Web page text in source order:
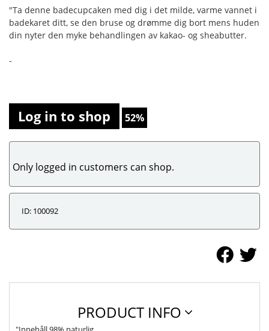
"Ta denne badecupcaken med dig i det milde, varme vannet i
badekaret ditt, se den bruse og drømme dig bort mens huden
din nyter den myke behandlingen av kakao- og sheabutter.
-
Log in to shop 52%
Only logged in customers can shop.
ID: 100092
PRODUCT INFO